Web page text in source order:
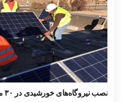
نصب نیروگاه‌های خورشیدی در ۳۰ مدرسه شهر تهران